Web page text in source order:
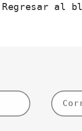
Regresar al